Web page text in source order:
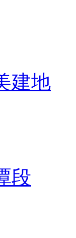
建地
段